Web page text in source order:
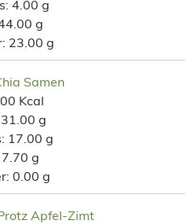
4.00 g
g
23.00 g
Samen
Kcal
31.00 g
17.00 g
7.70 g
0.00 g
Apfel-Zimt